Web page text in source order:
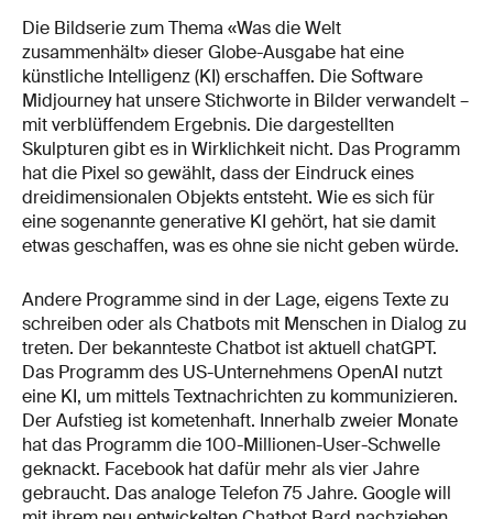
Die Bildserie zum Thema «Was die Welt
zusammenhält» dieser Globe-Ausgabe hat eine
künstliche Intelligenz (KI) erschaffen. Die Software
Midjourney hat unsere Stichworte in Bilder verwandelt –
mit verblüffendem Ergebnis. Die dargestellten
Skulpturen gibt es in Wirklichkeit nicht. Das Programm
hat die Pixel so gewählt, dass der Eindruck eines
dreidimensionalen Objekts entsteht. Wie es sich für
eine sogenannte generative KI gehört, hat sie damit
etwas geschaffen, was es ohne sie nicht geben würde.
Andere Programme sind in der Lage, eigens Texte zu
schreiben oder als Chatbots mit Menschen in Dialog zu
treten. Der bekannteste Chatbot ist aktuell chatGPT.
Das Programm des US-Unternehmens OpenAI nutzt
eine KI, um mittels Textnachrichten zu kommunizieren.
Der Aufstieg ist kometenhaft. Innerhalb zweier Monate
hat das Programm die 100-Millionen-User-Schwelle
geknackt. Facebook hat dafür mehr als vier Jahre
gebraucht. Das analoge Telefon 75 Jahre. Google will